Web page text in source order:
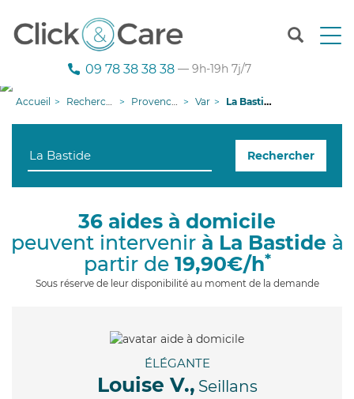
T
n
g
i
09 78 38 38 38 — 9h-19h 7j/7
Accueil Recherche aide à domicile Provence-Alpes-Côte d'Azur Var La Bastide
Rechercher
36 aides à domicile
peuvent intervenir à La Bastide à
partir de 19,90€/h*
Sous réserve de leur disponibilité au moment de la demande
ÉLÉGANTE
Louise V., Seillans